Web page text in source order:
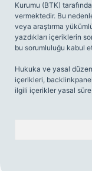
Kurumu (BTK)
vermektedir. Bu
veya araştırma
yazdıkları içeriklerin
bu sorumluluğu kabul
Hukuka ve yasal
içerikleri,
ilgili içerikler yasal süre